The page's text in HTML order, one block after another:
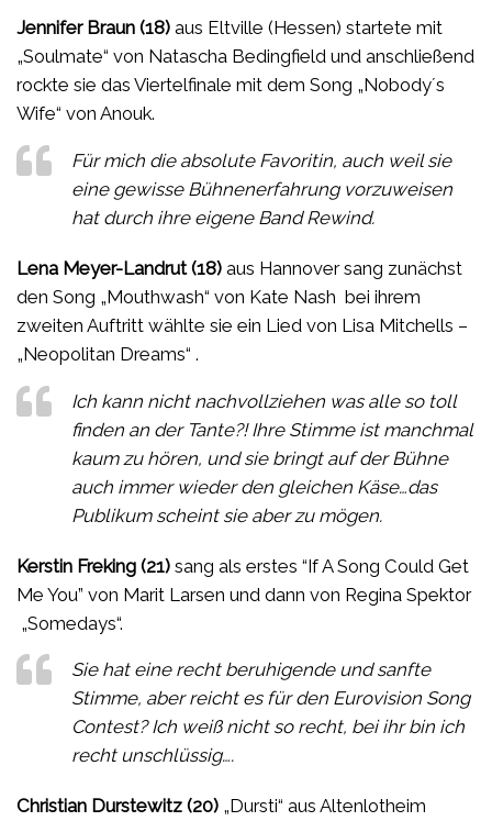
Jennifer Braun (18) aus Eltville (Hessen) startete mit
„Soulmate“ von Natascha Bedingfield und anschließend
rockte sie das Viertelfinale mit dem Song „Nobody´s
Wife“ von Anouk.
Für mich die absolute Favoritin, auch weil sie
eine gewisse Bühnenerfahrung vorzuweisen
hat durch ihre eigene Band Rewind.
Lena Meyer-Landrut (18) aus Hannover sang zunächst
den Song „Mouthwash“ von Kate Nash bei ihrem
zweiten Auftritt wählte sie ein Lied von Lisa Mitchells –
„Neopolitan Dreams“ .
Ich kann nicht nachvollziehen was alle so toll
finden an der Tante?! Ihre Stimme ist manchmal
kaum zu hören, und sie bringt auf der Bühne
auch immer wieder den gleichen Käse…das
Publikum scheint sie aber zu mögen.
Kerstin Freking (21) sang als erstes “If A Song Could Get
Me You” von Marit Larsen und dann von Regina Spektor
„Somedays“.
Sie hat eine recht beruhigende und sanfte
Stimme, aber reicht es für den Eurovision Song
Contest? Ich weiß nicht so recht, bei ihr bin ich
recht unschlüssig….
Christian Durstewitz (20) „Dursti“ aus Altenlotheim